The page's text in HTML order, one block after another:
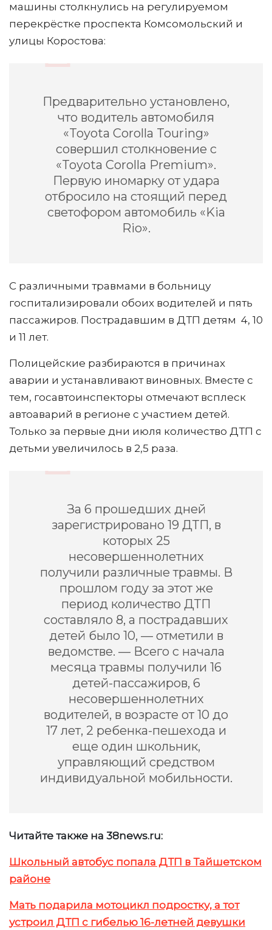
машины столкнулись на регулируемом
перекрёстке проспекта Комсомольский и
улицы Коростова:
Предварительно установлено,
что водитель автомобиля
«Toyota Corolla Touring»
совершил столкновение с
«Toyota Corolla Premium».
Первую иномарку от удара
отбросило на стоящий перед
светофором автомобиль «Kia
Rio».
С различными травмами в больницу
госпитализировали обоих водителей и пять
пассажиров. Пострадавшим в ДТП детям 4, 10
и 11 лет.
Полицейские разбираются в причинах
аварии и устанавливают виновных. Вместе с
тем, госавтоинспекторы отмечают всплеск
автоаварий в регионе с участием детей.
Только за первые дни июля количество ДТП с
детьми увеличилось в 2,5 раза.
За 6 прошедших дней
зарегистрировано 19 ДТП, в
которых 25
несовершеннолетних
получили различные травмы. В
прошлом году за этот же
период количество ДТП
составляло 8, а пострадавших
детей было 10, — отметили в
ведомстве. — Всего с начала
месяца травмы получили 16
детей-пассажиров, 6
несовершеннолетних
водителей, в возрасте от 10 до
17 лет, 2 ребенка-пешехода и
еще один школьник,
управляющий средством
индивидуальной мобильности.
Читайте также на 38news.ru:
Школьный автобус попала ДТП в Тайшетском
районе
Мать подарила мотоцикл подростку, а тот
устроил ДТП с гибелью 16-летней девушки